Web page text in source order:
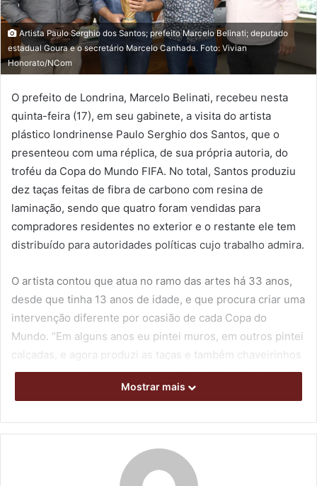
Artista Paulo Serghio dos Santos; prefeito Marcelo Belinati; deputado
estadual Goura e o secretário Marcelo Canhada. Foto: Vivian
Honorato/NCom
O prefeito de Londrina, Marcelo Belinati, recebeu nesta
quinta-feira (17), em seu gabinete, a visita do artista
plástico londrinense Paulo Serghio dos Santos, que o
presenteou com uma réplica, de sua própria autoria, do
troféu da Copa do Mundo FIFA. No total, Santos produziu
dez taças feitas de fibra de carbono com resina de
laminação, sendo que quatro foram vendidas para
compradores residentes no exterior e o restante ele tem
distribuído para autoridades políticas cujo trabalho admira.
O artista contou que atua no ramo das artes há 33 anos,
desde que tinha 13 anos de idade, e que procura criar uma
intervenção diferente por ocasião de cada Copa do
Mundo. “Em alguns anos eu pintei muros, em outros pintei
calçadas, e agora produzi as taças e também chaveirinhos
em miniatura, feitos de resina. Decidi trazer uma das taças
de presente para o prefeito Marcelo porque ele está
Mostrar mais